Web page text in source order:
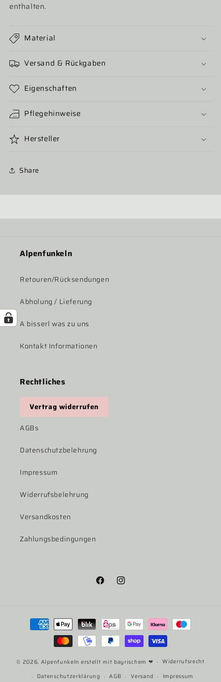
enthalten.
Material
Versand & Rückgaben
Eigenschaften
Pflegehinweise
Hersteller
Share
Alpenfunkeln
Retouren/Rücksendungen
Abholung / Lieferung
A bisserl was zu uns
Kontakt Informationen
Rechtliches
Vertrag widerrufen
AGBs
Datenschutzbelehrung
Impressum
Widerrufsbelehrung
Versandkosten
Zahlungsbedingungen
FacebookInstagram
Zahlungsmethoden
© 2026, Alpenfunkeln erstellt mit bayrischem ❤
Widerrufsrecht
Datenschutzerklärung
AGB Versand Impressum